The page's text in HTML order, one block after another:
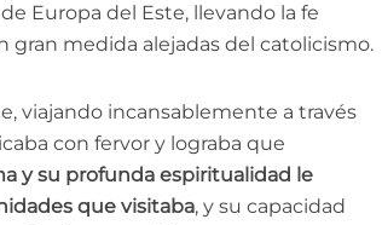
Europa del Este, llevando la fe
medida alejadas del catolicismo.
viajando incansablemente a través
con fervor y lograba que
y su profunda espiritualidad le
que visitaba, y su capacidad